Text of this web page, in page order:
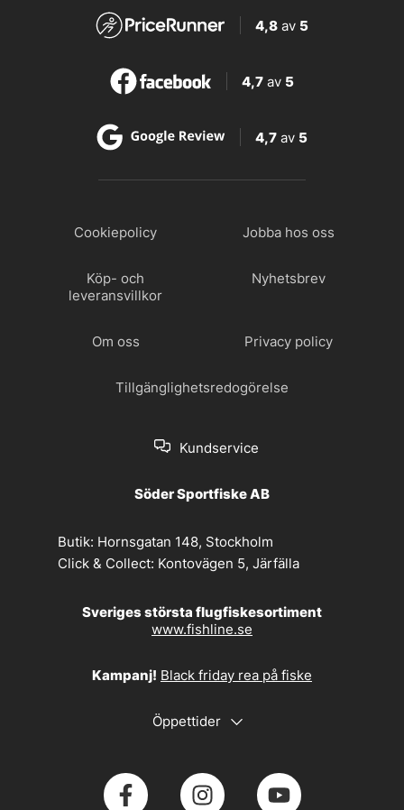
4,8 av 5
4,7 av 5
4,7 av 5
Cookiepolicy Jobba hos oss
Köp- och
leveransvillkor
Nyhetsbrev
Om oss Privacy policy
Tillgänglighetsredogörelse
Kundservice
Söder Sportfiske AB
Butik: Hornsgatan 148, Stockholm
Click & Collect: Kontovägen 5, Järfälla
Sveriges största flugfiskesortiment
www.fishline.se
Kampanj! Black friday rea på fiske
Öppettider